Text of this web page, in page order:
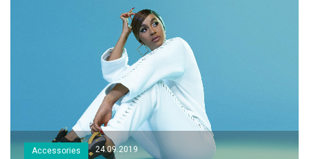
Accessories 24.09.2019